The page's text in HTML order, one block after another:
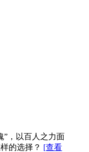
”，以百人之力面
的选择？ [查看